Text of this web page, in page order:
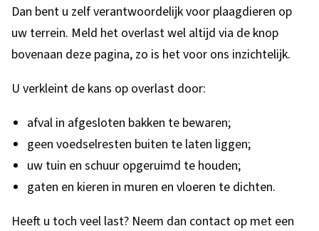
Dan bent u zelf verantwoordelijk voor plaagdieren op
uw terrein. Meld het overlast wel altijd via de knop
bovenaan deze pagina, zo is het voor ons inzichtelijk.
U verkleint de kans op overlast door:
afval in afgesloten bakken te bewaren;
geen voedselresten buiten te laten liggen;
uw tuin en schuur opgeruimd te houden;
gaten en kieren in muren en vloeren te dichten.
Heeft u toch veel last? Neem dan contact op met een